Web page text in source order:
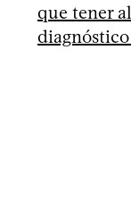
que tener